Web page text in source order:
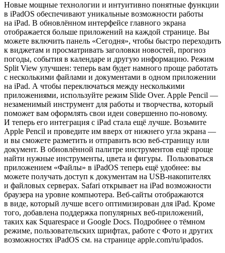
Новые мощные технологии и интуитивно понятные функции
в iPadOS обеспечивают уникальные возможности работы
на iPad. В обновлённом интерфейсе главного экрана
отображается больше приложений на каждой странице. Вы
можете включить панель «‎Сегодня»‎, чтобы быстро переходить
к виджетам и просматривать заголовки новостей, прогноз
погоды, события в календаре и другую информацию. Режим
Split View улучшен: теперь вам будет намного проще работать
с несколькими файлами и документами в одном приложении
на iPad. А чтобы переключаться между несколькими
приложениями, используйте режим Slide Over. Apple Pencil —
незаменимый инструмент для работы и творчества, который
поможет вам оформлять свои идеи совершенно по-новому.
И теперь его интеграция с iPad стала ещё лучше. Возьмите
Apple Pencil и проведите им вверх от нижнего угла экрана —
и вы сможете разметить и отправить всю веб-страницу или
документ. В обновлённой палитре инструментов ещё проще
найти нужные инструменты, цвета и фигуры. Пользоваться
приложением «‎Файлы»‎ в iPadOS теперь ещё удобнее: вы
можете получать доступ к документам на USB‑накопителях
и файловых серверах. Safari открывает на iPad возможности
браузера на уровне компьютера. Веб‑сайты отображаются
в виде, который лучше всего оптимизирован для iPad. Кроме
того, добавлена поддержка популярных веб-приложений,
таких как Squarespace и Google Docs. Подробнее о тёмном
режиме, пользовательских шрифтах, работе с Фото и других
возможностях iPadOS см. на странице apple.com/ru/ipados.